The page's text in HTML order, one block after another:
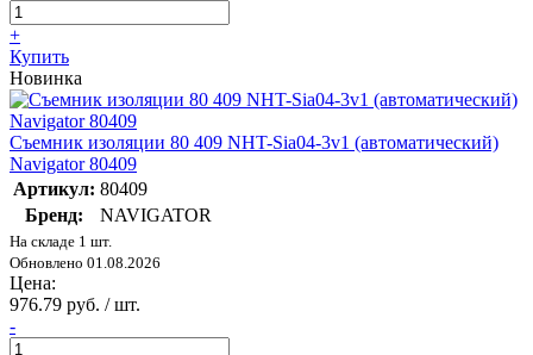
+
Купить
Новинка
Съемник изоляции 80 409 NHT-Sia04-3v1 (автоматический)
Navigator 80409
Артикул: 80409
Бренд:
NAVIGATOR
На складе 1 шт.
Обновлено 01.08.2026
Цена:
976.79 руб. / шт.
-